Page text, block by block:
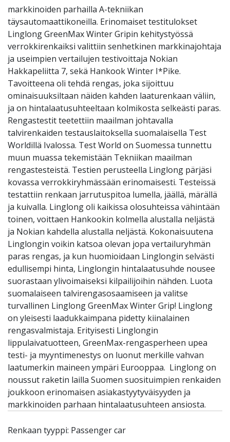
markkinoiden parhailla A-tekniikan
täysautomaattikoneilla. Erinomaiset testitulokset
Linglong GreenMax Winter Gripin kehitystyössä
verrokkirenkaiksi valittiin senhetkinen markkinajohtaja
ja useimpien vertailujen testivoittaja Nokian
Hakkapeliitta 7, sekä Hankook Winter I*Pike.
Tavoitteena oli tehdä rengas, joka sijoittuu
ominaisuuksiltaan näiden kahden laaturenkaan väliin,
ja on hintalaatusuhteeltaan kolmikosta selkeästi paras.
Rengastestit teetettiin maailman johtavalla
talvirenkaiden testauslaitoksella suomalaisella Test
Worldillä Ivalossa. Test World on Suomessa tunnettu
muun muassa tekemistään Tekniikan maailman
rengastesteistä. Testien perusteella Linglong pärjäsi
kovassa verrokkiryhmässään erinomaisesti. Testeissä
testattiin renkaan jarrutuspitoa lumella, jäällä, märällä
ja kuivalla. Linglong oli kaikissa olosuhteissa vähintään
toinen, voittaen Hankookin kolmella alustalla neljästä
ja Nokian kahdella alustalla neljästä. Kokonaisuutena
Linglongin voikin katsoa olevan jopa vertailuryhmän
paras rengas, ja kun huomioidaan Linglongin selvästi
edullisempi hinta, Linglongin hintalaatusuhde nousee
suorastaan ylivoimaiseksi kilpailijoihin nähden. Luota
suomalaiseen talvirengasosaamiseen ja valitse
turvallinen Linglong GreenMax Winter Grip! Linglong
on yleisesti laadukkaimpana pidetty kiinalainen
rengasvalmistaja. Erityisesti Linglongin
lippulaivatuotteen, GreenMax-rengasperheen upea
testi- ja myyntimenestys on luonut merkille vahvan
laatumerkin maineen ympäri Eurooppaa. Linglong on
noussut raketin lailla Suomen suosituimpien renkaiden
joukkoon erinomaisen asiakastyytyväisyyden ja
markkinoiden parhaan hintalaatusuhteen ansiosta.
Renkaan tyyppi: Passenger car